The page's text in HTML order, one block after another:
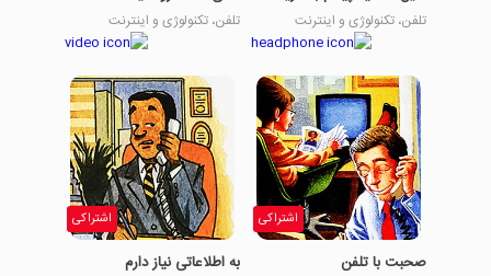
تلفن، تکنولوژی و اینترنت تلفن، تکنولوژی و اینترنت
اشتراکی
صحبت با تلفن
اشتراکی
به اطلاعاتی نیاز دارم